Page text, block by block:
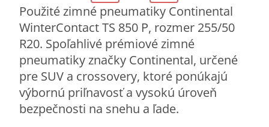
Použité zimné pneumatiky Continental
WinterContact TS 850 P, rozmer 255/50
R20. Spoľahlivé prémiové zimné
pneumatiky značky Continental, určené
pre SUV a crossovery, ktoré ponúkajú
výbornú priľnavosť a vysokú úroveň
bezpečnosti na snehu a ľade.